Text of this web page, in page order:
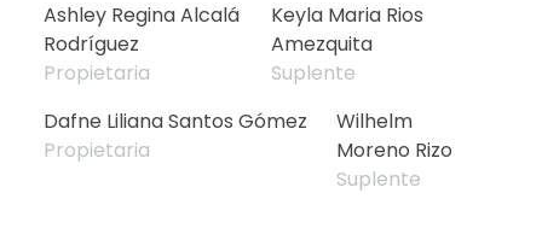
Ashley Regina Alcalá
Rodríguez
Propietaria
Keyla Maria Rios
Amezquita
Suplente
Dafne Liliana Santos Gómez
Propietaria
Wilhelm
Moreno Rizo
Suplente